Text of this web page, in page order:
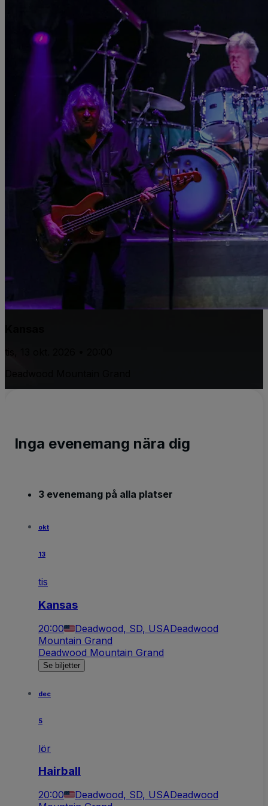
Inga evenemang nära dig
3 evenemang på alla platser
okt
13
tis
Kansas
20:00 Deadwood, SD, USADeadwood
Mountain Grand
Deadwood Mountain Grand
Se biljetter
dec
5
lör
Hairball
20:00 Deadwood, SD, USADeadwood